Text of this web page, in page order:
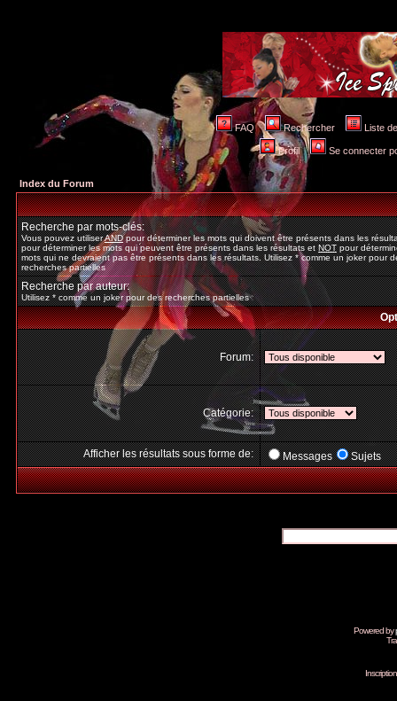
FAQ Rechercher Liste
Profil Se connecter
Index du Forum
Recherche par mots-clés:
Vous pouvez utiliserANDpour déterminer les mots qui doivent être présents dans les
pour déterminer les mots qui peuvent être présents dans les résultats etNOTpour
mots qui ne devraient pas être présents dans les résultats. Utilisez * comme un joker pour
recherches partielles
Recherche par auteur:
Utilisez * comme un joker pour des recherches partielles
Forum:
Catégorie:
Afficher les résultats sous forme de: Messages Sujets
Powered by